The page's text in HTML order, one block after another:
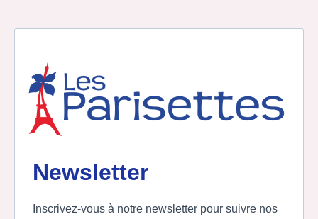
Newsletter
Inscrivez-vous à notre newsletter pour suivre nos